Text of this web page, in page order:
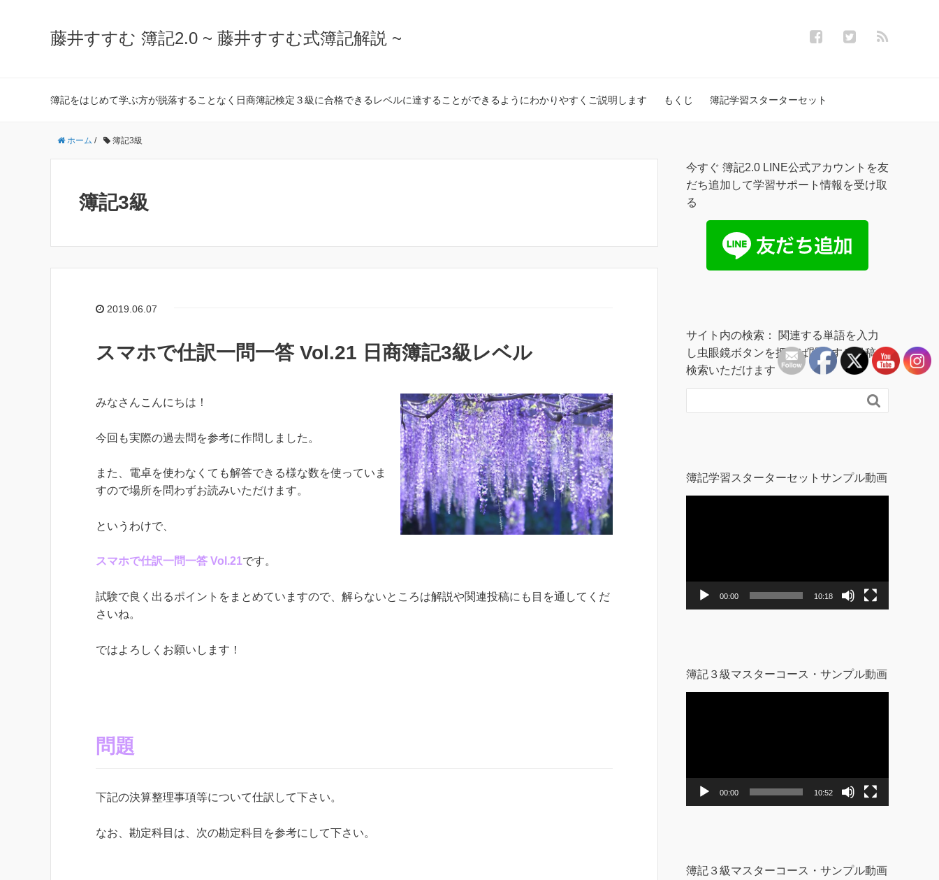
藤井すすむ 簿記2.0 ~ 藤井すすむ式簿記解説 ~
簿記をはじめて学ぶ方が脱落することなく日商簿記検定３級に合格できるレベルに達することができるようにわかりやすくご説明します もくじ 簿記学習スターターセット
ホーム / 簿記3級
簿記3級
2019.06.07
スマホで仕訳一問一答 Vol.21 日商簿記3級レベル
みなさんこんにちは！
今回も実際の過去問を参考に作問しました。
また、電卓を使わなくても解答できる様な数を使っていま
すので場所を問わずお読みいただけます。
というわけで、
スマホで仕訳一問一答 Vol.21です。
試験で良く出るポイントをまとめていますので、解らないところは解説や関連投稿にも目を通してくだ
さいね。
ではよろしくお願いします！
問題
下記の決算整理事項等について仕訳して下さい。
なお、勘定科目は、次の勘定科目を参考にして下さい。
今すぐ 簿記2.0 LINE公式アカウントを友
だち追加して学習サポート情報を受け取
る
サイト内の検索： 関連する単語を入力
し虫眼鏡ボタンを押せば関連する投稿を
検索いただけます

簿記学習スターターセットサンプル動画
ヤ
00:00 10:18
簿記３級マスターコース・サンプル動画
ヤ
00:00 10:52
簿記３級マスターコース・サンプル動画